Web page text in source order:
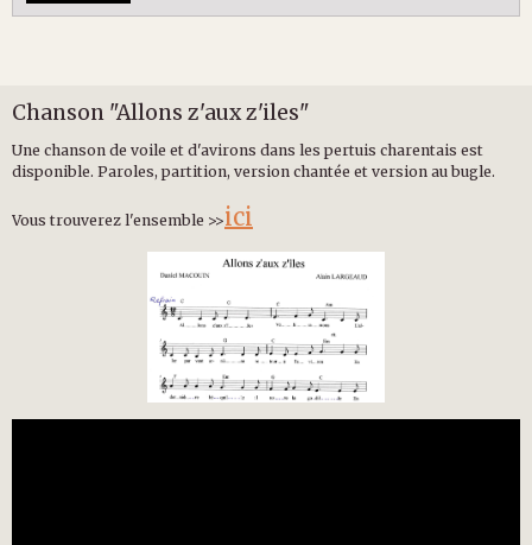
Chanson "Allons z'aux z'iles"
Une chanson de voile et d'avirons dans les pertuis charentais est
disponible. Paroles, partition, version chantée et version au bugle.
Vous trouverez l'ensemble >>ici